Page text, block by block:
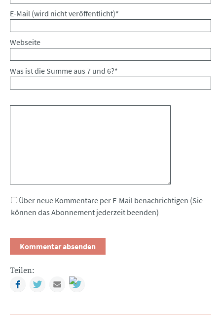
Pflichtfeld
E-Mail (wird nicht veröffentlicht)*
Webseite
Was ist die Summe aus 7 und 6?*
Über neue Kommentare per E-Mail benachrichtigen (Sie
können das Abonnement jederzeit beenden)
Teilen:
FacebookTwitterMail